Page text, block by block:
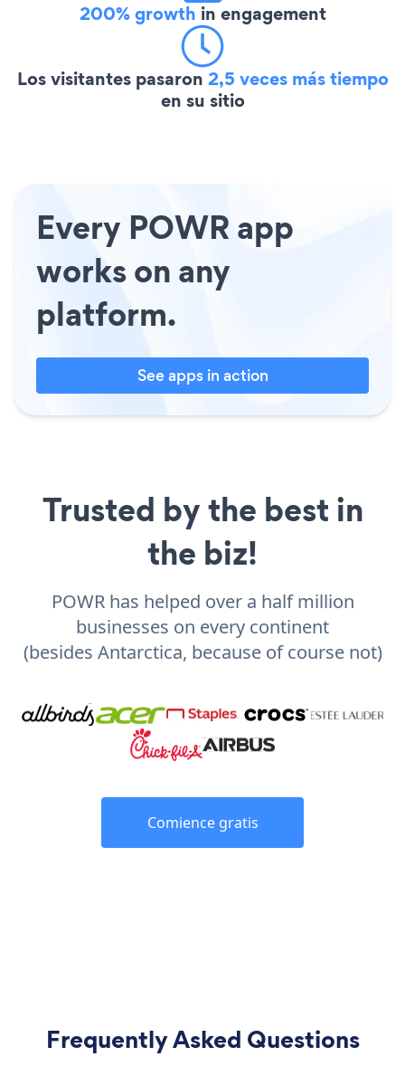
200% growth in engagement
Los visitantes pasaron 2,5 veces más tiempo
en su sitio
Every POWR app
works on any
platform.
See apps in action
Trusted by the best in
the biz!
POWR has helped over a half million
businesses on every continent
(besides Antarctica, because of course not)
Comience gratis
Frequently Asked Questions